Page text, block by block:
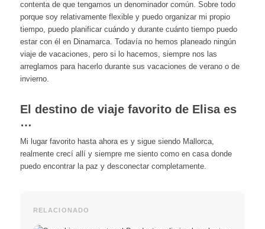
contenta de que tengamos un denominador común. Sobre todo
porque soy relativamente flexible y puedo organizar mi propio
tiempo, puedo planificar cuándo y durante cuánto tiempo puedo
estar con él en Dinamarca. Todavía no hemos planeado ningún
viaje de vacaciones, pero si lo hacemos, siempre nos las
arreglamos para hacerlo durante sus vacaciones de verano o de
invierno.
El destino de viaje favorito de Elisa es
…
Mi lugar favorito hasta ahora es y sigue siendo Mallorca,
realmente crecí allí y siempre me siento como en casa donde
puedo encontrar la paz y desconectar completamente.
RELACIONADO